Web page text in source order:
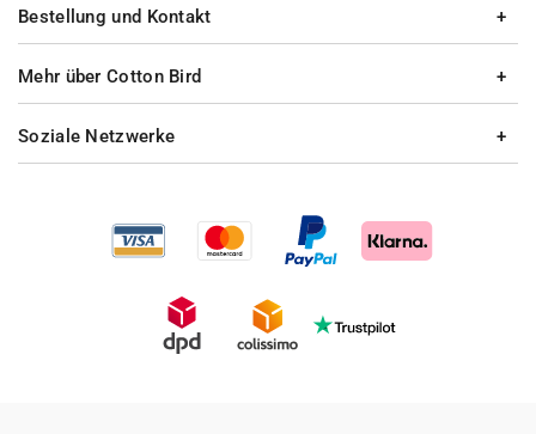
Bestellung und Kontakt
Mehr über Cotton Bird
Soziale Netzwerke